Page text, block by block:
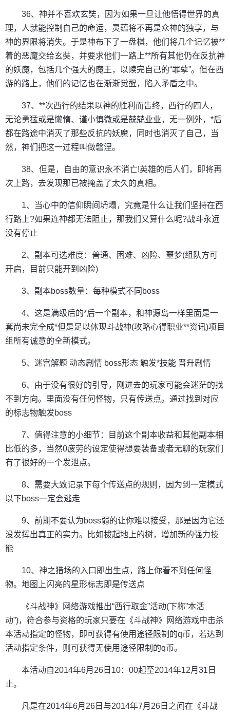
36、神并不喜欢玄奘，因为如果一旦让他悟得世界的真
理，人就能控制自己的命运，灵蕴将不再是众神的独享，与
神的界限将消失。于是神布下了一盘棋，他们将几个记忆被**
着的恶魔交给玄奘，并要求他们一路上**所有其他仍在反抗神
的妖魔，包括几个强大的魔王，以赎完自己的“罪孽”。但在西
游的路上，他们的记忆也在渐渐觉醒，陷入矛盾之中。
37、**次西行的结果以神的胜利而告终，西行的四人，
无论勇猛或是懒惰、谨小慎微或是兢兢业业，无一例外，*后
都在路途中消灭了那些反抗的妖魔，同时也消灭了自己，当
然，神们把这一过程叫做磐涅。
38、但是，自由的意识永不消亡!英雄的后人们，即将再
次上路，去发现那已被掩盖了太久的真相。
1、当心中的信仰瞬间坍塌，究竟是什么让我们坚持在西
行路上?如果连神都无法阻止，那我们又算什么呢?战斗永远
没有停止
2、副本可选难度：普通、困难、凶险、噩梦(组队方可
开启，目前只能开到凶险)
3、副本boss数量：每种模式不同boss
4、这是满级后的*后一个副本，和神源岛一样里面是一
套尚未完全成*但是足以体现斗战神(攻略心得职业**资讯)项目
组所有诚意的全新模式。
5、迷宫解题 动态剧情 boss形态 触发*技能 晋升剧情
6、由于没有很好的引导，刚进去的玩家可能会迷茫的找
不到方向。里面没有任何怪物，只有传送点。通过找到对应
的标志物触发boss
7、值得注意的小细节：目前这个副本收益和其他副本相
比低的多，当然0疲劳的设定使得想要装备或者无聊的玩家们
有了很好的一个发泄点。
8、需要大致记录下每个传送点的规则，因为到一定模式
以下boss一定会逃走
9、前期不要认为boss弱的让你难以接受，那是因为它还
没发挥出真正的实力。比如拔起地上的树，增加新的强力技
能
10、神之猎场的入口即出生点，路上你看不到任何怪
物。地图上闪亮的星形标志即是传送点
《斗战神》网络游戏推出“西行取金”活动(下称”本活
动”)，符合参与资格的玩家只要在《斗战神》网络游戏中击杀
本活动指定的怪物，即可获得有使用途径限制的q币，若达到
活动指定条件，则可获得无使用途径限制的q币。
本活动自2014年6月26日10：00起至2014年12月31日
止。
凡是在2014年6月26日与2014年7月26日之间在《斗战